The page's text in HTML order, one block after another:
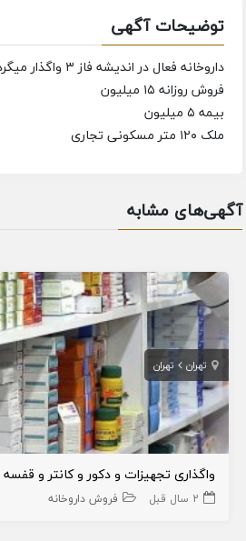
توضیحات آگهی
داروخانه فعال در اندیشه فاز ۳ واگذار میگردد.
فروش روزانه ۱۵ میلیون
بیمه ۵ میلیون
ملک ۱۲۰ متر مسکونی تجاری
آگهی‌های مشابه
تهران تهران
2 سال قبل فروش داروخانه